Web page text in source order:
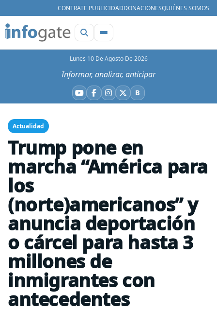
CONTRATE PUBLICIDADDONACIONESQUIÉNES SOMOS
Lunes 10 De Agosto De 2026
Informar, analizar, anticipar
YouTube
Facebook
Instagram
X BBluesky
Actualidad
Trump pone en
marcha “América para
los
(norte)americanos” y
anuncia deportación
o cárcel para hasta 3
millones de
inmigrantes con
antecedentes